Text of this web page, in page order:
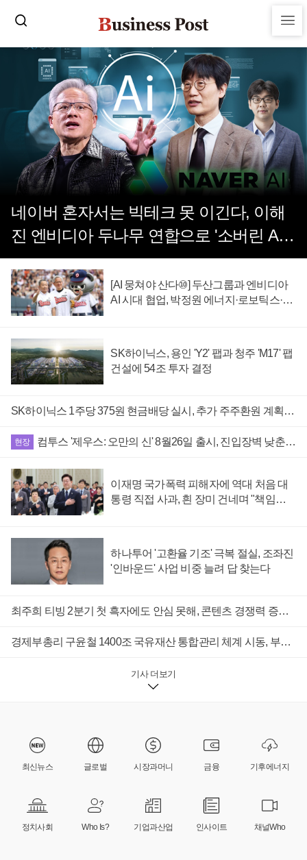
네이버 혼자서는 빅테크 못 이긴다, 이해
진 엔비디아 두나무 연합으로 '소버린 AI'
확장
[AI 뭉쳐야 산다⑩] 두산그룹과 엔비디아
AI 시대 협업, 박정원 에너지·로보틱스·반
SK하이닉스, 용인 'Y2' 팹과 청주 'M17' 팹
건설에 54조 투자 결정
SK하이닉스 1주당 375원 현금배당 실시, 추가 주주환원 계획 9월 공개 예정
현장 컴투스 '제우스: 오만의 신' 8월26일 출시, 진입장벽 낮춘 MMORPG 내걸어
이재명 국가폭력 피해자에 역대 처음 대
통령 직접 사과, 흰 장미 건네며 "책임엔
하나투어 '고환율 기조' 극복 절실, 조좌진
'인바운드' 사업 비중 늘려 답 찾는다
최주희 티빙 2분기 첫 흑자에도 안심 못해, 콘텐츠 경쟁력 증명과 개인정보 유출 수습 '진행형'
경제부총리 구윤철 1400조 국유재산 통합관리 체계 시동, 부처 칸막이 넘을 조정력 시험대
기사 더보기
최신뉴스 글로벌 시장과머니 금융 기후에너지
정치사회 Who Is? 기업과산업 인사이트 채널Who